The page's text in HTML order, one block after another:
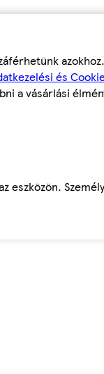
és
a vásárlási
eszközön.